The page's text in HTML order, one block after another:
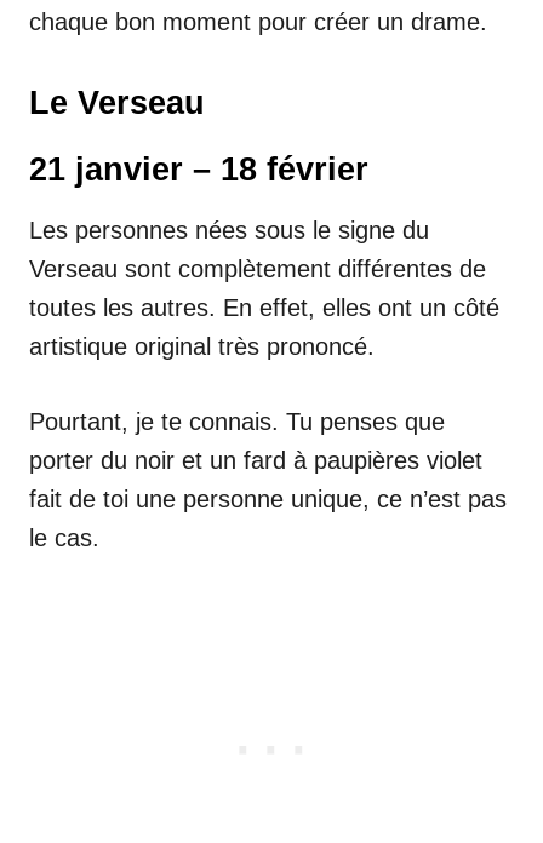
chaque bon moment pour créer un drame.
Le Verseau
21 janvier – 18 février
Les personnes nées sous le signe du
Verseau sont complètement différentes de
toutes les autres. En effet, elles ont un côté
artistique original très prononcé.
Pourtant, je te connais. Tu penses que
porter du noir et un fard à paupières violet
fait de toi une personne unique, ce n’est pas
le cas.